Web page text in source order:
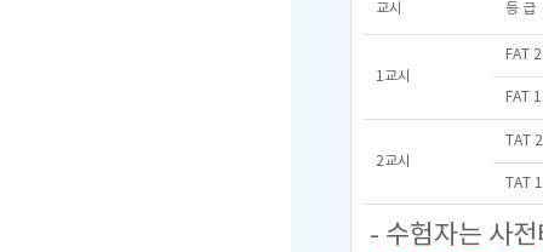
교시 등 급
1교시
FAT
FAT
2교시
TAT
TAT
- 수험자는 사